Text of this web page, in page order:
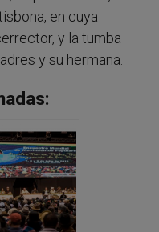
en cuya
y la tumba
y su hermana.